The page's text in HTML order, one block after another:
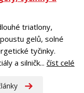
triatlony,
gelů, solné
tyčinky.
a silničk... číst celé